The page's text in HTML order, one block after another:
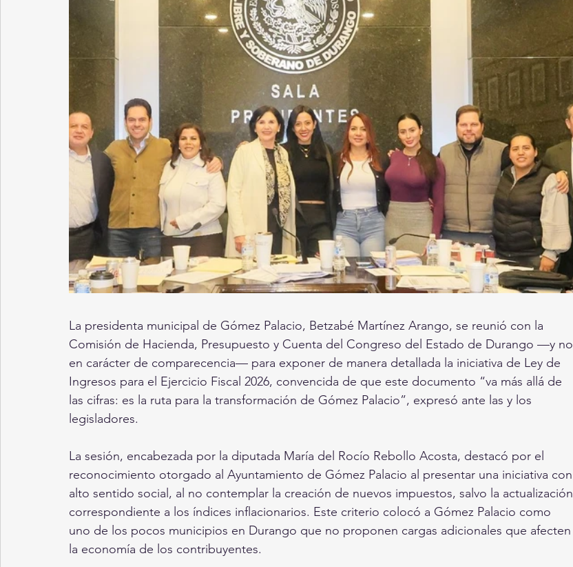
La presidenta municipal de Gómez Palacio, Betzabé Martínez Arango, se reunió con la
Comisión de Hacienda, Presupuesto y Cuenta del Congreso del Estado de Durango —y no
en carácter de comparecencia— para exponer de manera detallada la iniciativa de Ley de
Ingresos para el Ejercicio Fiscal 2026, convencida de que este documento “va más allá de
las cifras: es la ruta para la transformación de Gómez Palacio”, expresó ante las y los
legisladores.
La sesión, encabezada por la diputada María del Rocío Rebollo Acosta, destacó por el
reconocimiento otorgado al Ayuntamiento de Gómez Palacio al presentar una iniciativa con
alto sentido social, al no contemplar la creación de nuevos impuestos, salvo la actualización
correspondiente a los índices inflacionarios. Este criterio colocó a Gómez Palacio como
uno de los pocos municipios en Durango que no proponen cargas adicionales que afecten
la economía de los contribuyentes.